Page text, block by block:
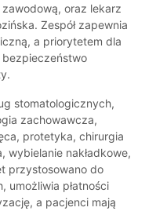
oraz lekarz
Zespół zapewnia
a priorytetem dla
stomatologicznych,
zachowawcza,
protetyka, chirurgia
wybielanie nakładkowe,
przystosowano do
umożliwia płatności
a pacjenci mają